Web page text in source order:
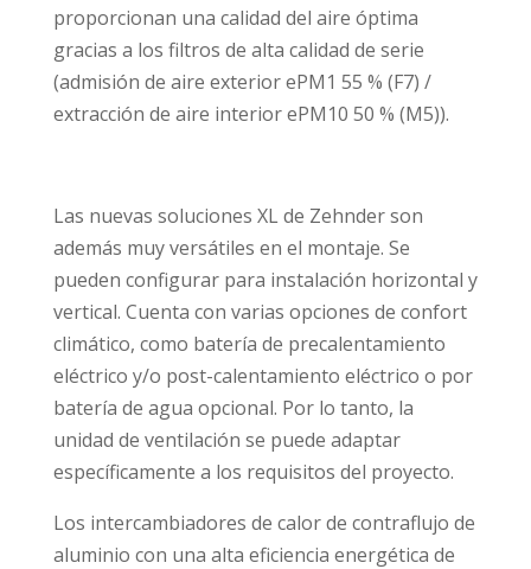
proporcionan una calidad del aire óptima
gracias a los filtros de alta calidad de serie
(admisión de aire exterior ePM1 55 % (F7) /
extracción de aire interior ePM10 50 % (M5)).
Las nuevas soluciones XL de Zehnder son
además muy versátiles en el montaje. Se
pueden configurar para instalación horizontal y
vertical. Cuenta con varias opciones de confort
climático, como batería de precalentamiento
eléctrico y/o post-calentamiento eléctrico o por
batería de agua opcional. Por lo tanto, la
unidad de ventilación se puede adaptar
específicamente a los requisitos del proyecto.
Los intercambiadores de calor de contraflujo de
aluminio con una alta eficiencia energética de